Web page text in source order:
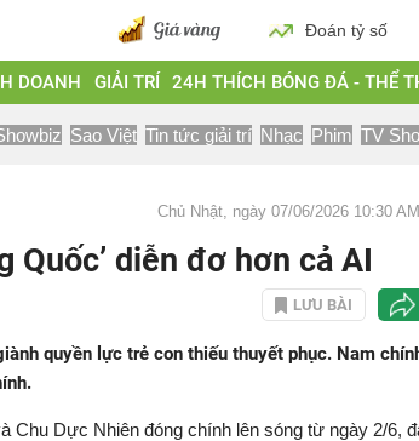
Đoán tỷ số
DOANH GIẢI TRÍ 24H THÍCH BÓNG ĐÁ - THỂ
Sao Việt Tin tức giải trí Nhạc Phim TV
Chủ Nhật, ngày 07/06/2026 10:30
Quốc’ diễn đơ hơn cả AI
LƯU BÀI
quyền lực trẻ con thiếu thuyết phục. Nam
Chu Dực Nhiên đóng chính lên sóng từ ngày 2/6,